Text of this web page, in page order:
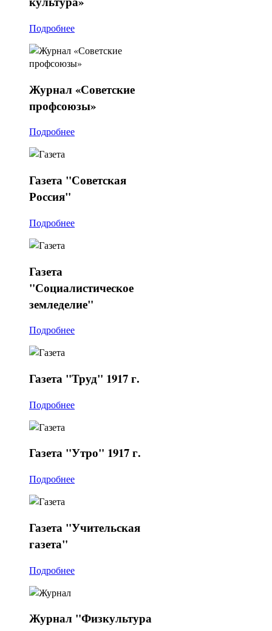
Подробнее
Журнал«Советские
профсоюзы»
Подробнее
Газета "Советская
Россия"
Подробнее
Газета
"Социалистическое
земледелие"
Подробнее
Газета "Труд" 1917 г.
Подробнее
Газета "Утро" 1917 г.
Подробнее
Газета "Учительская
газета"
Подробнее
Журнал "Физкультура